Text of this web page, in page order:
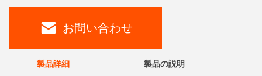
お問い合わせ
製品詳細 製品の説明